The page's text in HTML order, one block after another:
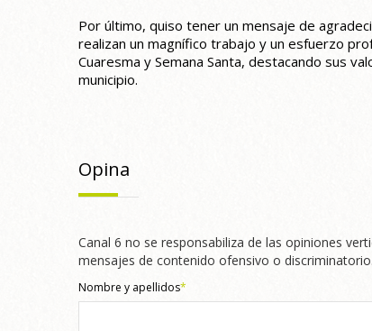
Por último, quiso tener un mensaje de
realizan un magnífico trabajo y un esfuerzo
Cuaresma y Semana Santa, destacando sus
municipio.
Opina
Canal 6 no se responsabiliza de las opiniones
mensajes de contenido ofensivo o discriminatorio.
Nombre y apellidos*